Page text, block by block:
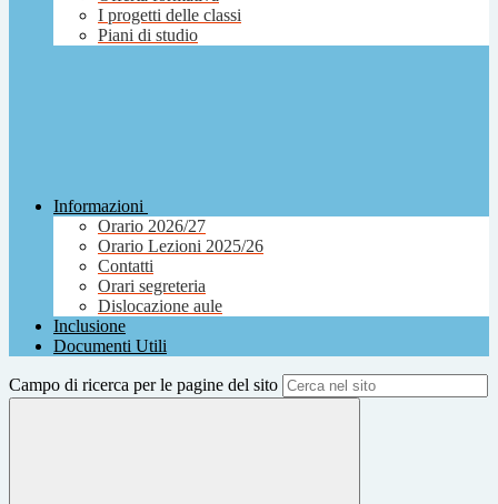
I progetti delle classi
Piani di studio
Informazioni
Orario 2026/27
Orario Lezioni 2025/26
Contatti
Orari segreteria
Dislocazione aule
Inclusione
Documenti Utili
Campo di ricerca per le pagine del sito